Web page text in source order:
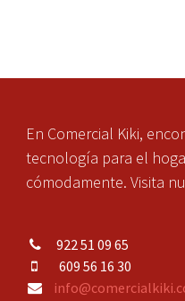
En Comercial Kiki,
tecnología para el
cómodamente. Visita
922 51 09 65
609 56 16 30